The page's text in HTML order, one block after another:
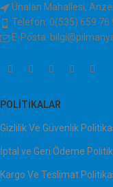
Ünalan Mahallesi,
Telefon: 0(535) 659 76
E-Posta:
POLITIKALAR
Gizlilik Ve Güvenlik
İptal ve Geri Ödeme
Kargo Ve Teslimat